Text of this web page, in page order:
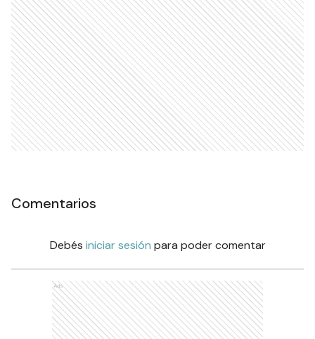
Comentarios
Debés iniciar sesión para poder comentar
Ads